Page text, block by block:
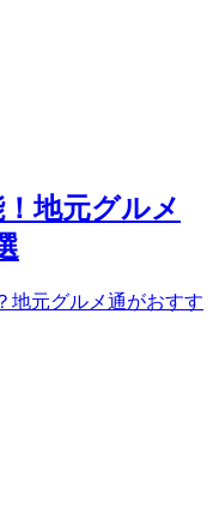
地元グルメ
地元グルメ通がおすす